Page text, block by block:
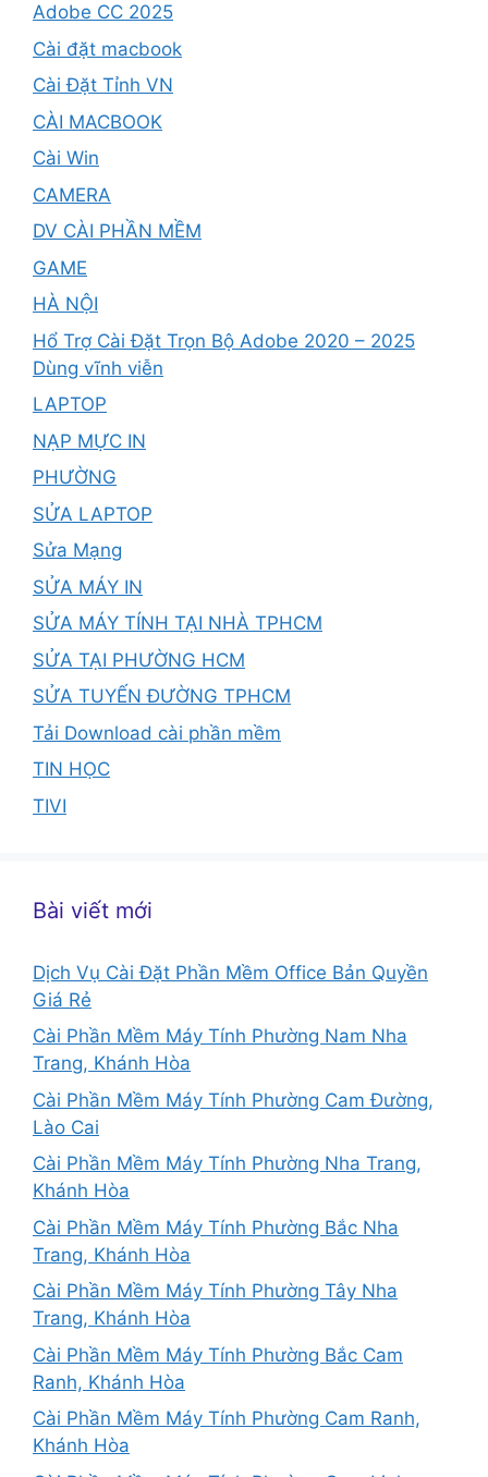
Adobe CC 2025
Cài đặt macbook
Cài Đặt Tỉnh VN
CÀI MACBOOK
Cài Win
CAMERA
DV CÀI PHẦN MỀM
GAME
HÀ NỘI
Hổ Trợ Cài Đặt Trọn Bộ Adobe 2020 – 2025
Dùng vĩnh viễn
LAPTOP
NẠP MỰC IN
PHƯỜNG
SỬA LAPTOP
Sửa Mạng
SỬA MÁY IN
SỬA MÁY TÍNH TẠI NHÀ TPHCM
SỬA TẠI PHƯỜNG HCM
SỬA TUYẾN ĐƯỜNG TPHCM
Tải Download cài phần mềm
TIN HỌC
TIVI
Bài viết mới
Dịch Vụ Cài Đặt Phần Mềm Office Bản Quyền
Giá Rẻ
Cài Phần Mềm Máy Tính Phường Nam Nha
Trang, Khánh Hòa
Cài Phần Mềm Máy Tính Phường Cam Đường,
Lào Cai
Cài Phần Mềm Máy Tính Phường Nha Trang,
Khánh Hòa
Cài Phần Mềm Máy Tính Phường Bắc Nha
Trang, Khánh Hòa
Cài Phần Mềm Máy Tính Phường Tây Nha
Trang, Khánh Hòa
Cài Phần Mềm Máy Tính Phường Bắc Cam
Ranh, Khánh Hòa
Cài Phần Mềm Máy Tính Phường Cam Ranh,
Khánh Hòa